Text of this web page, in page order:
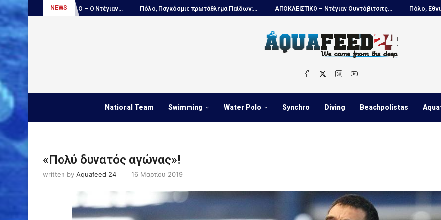
NEWS
– Ο Ντέγιαν... Πόλο, Παγκόσμιο πρωτάθλημα Παίδων:... ΑΠΟΚΛΕΙΣΤΙΚΟ – Ντέγιαν Ουντόβιτσιτς... Πόλο, Εθνική Νέων
National Team Swimming Water Polo Synchro Diving Beachpolistas
«Πολύ δυνατός αγώνας»!
written by Aquafeed 24 16 Μαρτίου 2019